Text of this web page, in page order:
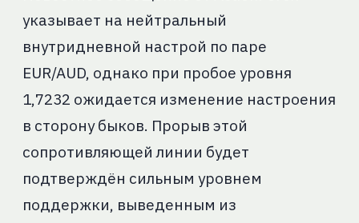
указывает на нейтральный
внутридневной настрой по паре
EUR/AUD, однако при пробое уровня
1,7232 ожидается изменение настроения
в сторону быков. Прорыв этой
сопротивляющей линии будет
подтверждён сильным уровнем
поддержки, выведенным из